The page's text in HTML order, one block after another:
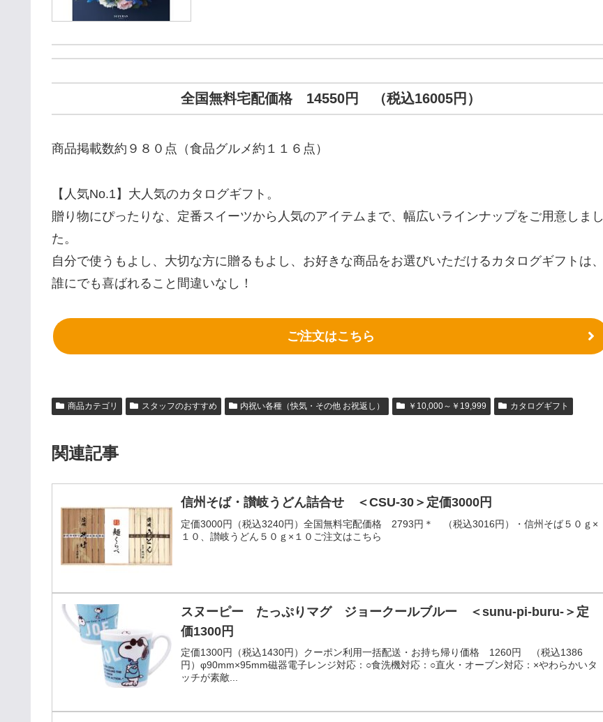
全国無料宅配価格 14550円 （税込16005円）
商品掲載数約９８０点（食品グルメ約１１６点）
【人気No.1】大人気のカタログギフト。
贈り物にぴったりな、定番スイーツから人気のアイテムまで、幅広いラインナップをご用意しまし
た。
自分で使うもよし、大切な方に贈るもよし、お好きな商品をお選びいただけるカタログギフトは、
誰にでも喜ばれること間違いなし！
ご注文はこちら
商品カテゴリ スタッフのおすすめ 内祝い各種（快気・その他 お祝返し） ￥10,000～￥19,999 カタログギフト
関連記事
信州そば・讃岐うどん詰合せ ＜CSU-30＞定価3000円
定価3000円（税込3240円）全国無料宅配価格 2793円＊ （税込3016円）・信州そば５０ｇ×
１０、讃岐うどん５０ｇ×１０ご注文はこちら
スヌーピー たっぷりマグ ジョークールブルー ＜sunu-pi-buru-＞定
価1300円
定価1300円（税込1430円）クーポン利用一括配送・お持ち帰り価格 1260円 （税込1386
円）φ90mm×95mm磁器電子レンジ対応：○食洗機対応：○直火・オーブン対応：×やわらかいタ
ッチが素敵...